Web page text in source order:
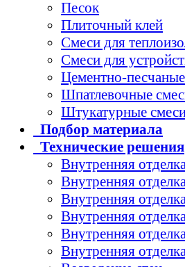
Песок
Плиточный клей
Смеси для
Смеси для
Цементно-
Шпатлевочные
Штукатурные
Подбор материала
Технические решения
Внутренняя
Внутренняя
Внутренняя
Внутренняя
Внутренняя
Внутренняя